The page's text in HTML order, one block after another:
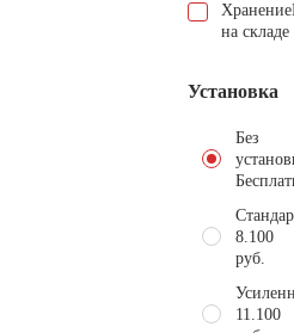
Хранение
на складе
Установка
Без
8.100
руб.
11.100